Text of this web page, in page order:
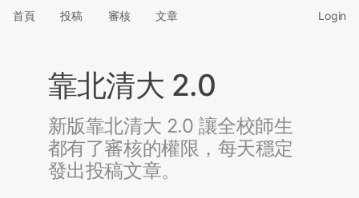
首頁 投稿 審核 文章 Login
靠北清大 2.0
新版靠北清大 2.0 讓全校師生
都有了審核的權限，每天穩定
發出投稿文章。